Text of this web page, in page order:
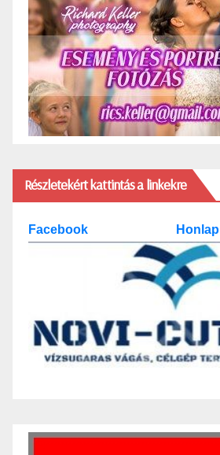
Részletekért kattintás a linkekre
Facebook Honlap